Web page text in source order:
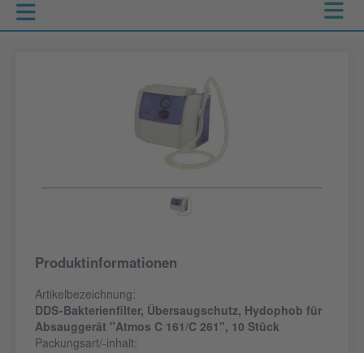
Produktinformationen
Artikelbezeichnung:
DDS-Bakterienfilter, Übersaugschutz, Hydophob für
Absauggerät "Atmos C 161/C 261", 10 Stück
Packungsart/-inhalt: